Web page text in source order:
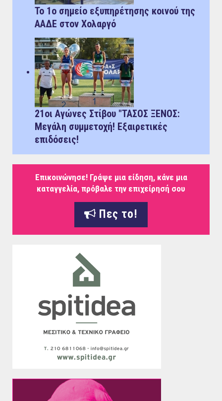
Το 1ο σημείο εξυπηρέτησης κοινού της
ΑΑΔΕ στον Χολαργό
21οι Αγώνες Στίβου "ΤΑΣΟΣ ΞΕΝΟΣ:
Μεγάλη συμμετοχή! Εξαιρετικές
επιδόσεις!
Επικοινώνησε! Γράψε μια είδηση, κάνε μια
καταγγελία, πρόβαλε την επιχείρησή σου
Πες το!